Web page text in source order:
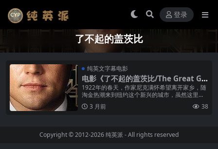
登录
了不起的盖茨比
纯英文字幕电影
电影《了不起的盖茨比/The Great Ga
tsby》纯英文字幕高清MP4下载
1922年的春天，作家尼克满怀希望离开家乡，随
淘金热潮来到纽约这个新兴的城市，虽然这里爵
士乐流行，股票飞涨，但是贫富两极分化，人们
沉沦在纸醉金迷中。尼克在这里结...
3 月前 38
Copyright © 2012-2026纯英派 - All rights reserved